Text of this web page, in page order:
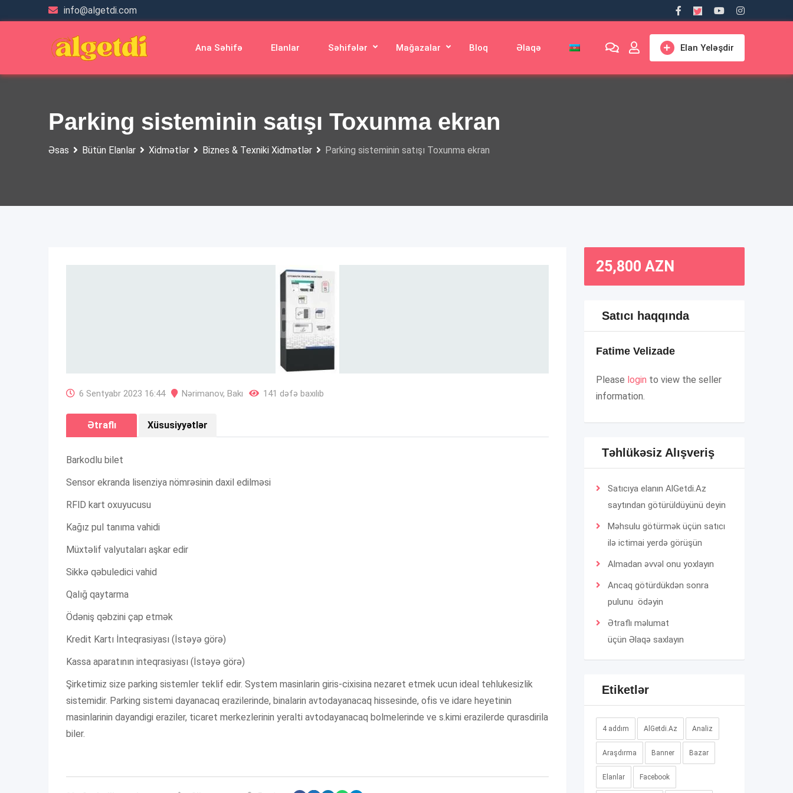
to
info@algetdi.com
Elan Yeləşdir
Ana Səhifə Elanlar Səhifələr Mağazalar Bloq Əlaqə
Parking sisteminin satışı Toxunma ekran
Əsas Bütün Elanlar Xidmətlər Biznes & Texniki Xidmətlər Parking sisteminin satışı Toxunma ekran
6 Sentyabr 2023 16:44 Nərimanov, Bakı 141 dəfə baxılıb
Ətraflı Xüsusiyyətlər
Barkodlu bilet
Sensor ekranda lisenziya nömrəsinin daxil edilməsi
RFlD kart oxuyucusu
Kağız pul tanıma vahidi
Müxtəlif valyutaları aşkar edir
Sikkə qəbuledici vahid
Qalığ qaytarma
Ödəniş qəbzini çap etmək
Kredit Kartı İnteqrasiyası (İstəyə görə)
Kassa aparatının inteqrasiyası (İstəyə görə)
Şirketimiz size parking sistemler teklif edir. System masinlarin giris-cixisina nezaret etmek ucun ideal tehlukesizlik
sistemidir. Parking sistemi dayanacaq erazilerinde, binalarin avtodayanacaq hissesinde, ofis ve idare heyetinin
masinlarinin dayandigi eraziler, ticaret merkezlerinin yeralti avtodayanacaq bolmelerinde ve s.kimi erazilerde qurasdirila
biler.
25,800 AZN
Satıcı haqqında
Fatime Velizade
Please login to view the seller
information.
Təhlükəsiz Alışveriş
Satıcıya elanın AlGetdi.Az
saytından götürüldüyünü deyin
Məhsulu götürmək üçün satıcı
ilə ictimai yerdə görüşün
Almadan əvvəl onu yoxlayın
Ancaq götürdükdən sonra
pulunu ödəyin
Ətraflı məlumat
üçün Əlaqə saxlayın
Etiketlər
4 addım AlGetdi.Az Analiz
Araşdırma Banner Bazar
Elanlar Facebook